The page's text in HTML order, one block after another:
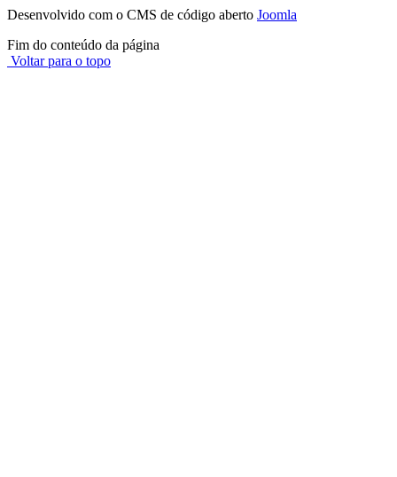
Desenvolvido com o CMS de código aberto Joomla
Fim do conteúdo da página
Voltar para o topo